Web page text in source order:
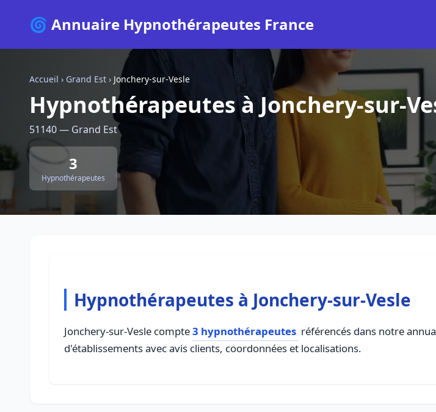
🌀 Annuaire Hypnothérapeutes France
Accueil › Grand Est › Jonchery-sur-Vesle
Hypnothérapeutes à Jonchery-sur-
51140 — Grand Est
3
Hypnothérapeutes
Hypnothérapeutes à Jonchery-sur-Vesle
Jonchery-sur-Vesle compte3 hypnothérapeutes référencés dans notre
d'établissements avec avis clients, coordonnées et localisations.